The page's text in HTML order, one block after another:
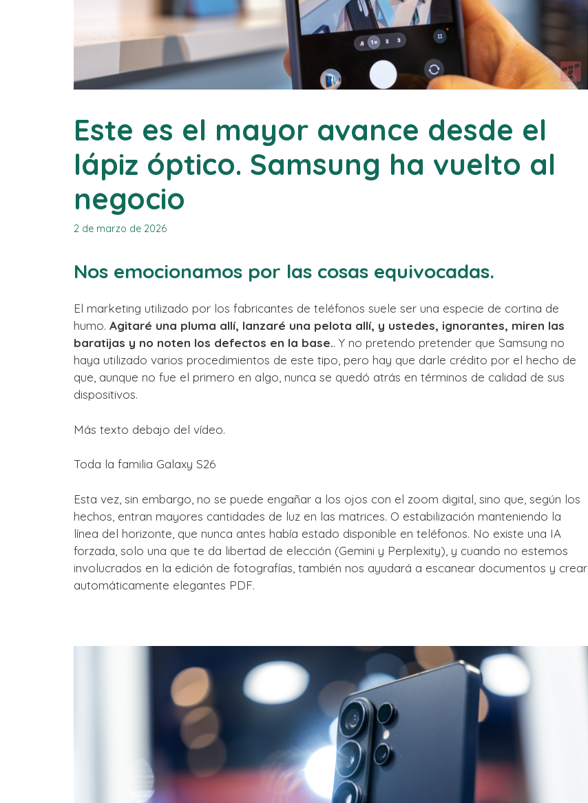
Este es el mayor avance desde el
lápiz óptico. Samsung ha vuelto al
negocio
2 de marzo de 2026
Nos emocionamos por las cosas equivocadas.
El marketing utilizado por los fabricantes de teléfonos suele ser una especie de cortina de
humo. Agitaré una pluma allí, lanzaré una pelota allí, y ustedes, ignorantes, miren las
baratijas y no noten los defectos en la base.. Y no pretendo pretender que Samsung no
haya utilizado varios procedimientos de este tipo, pero hay que darle crédito por el hecho de
que, aunque no fue el primero en algo, nunca se quedó atrás en términos de calidad de sus
dispositivos.
Más texto debajo del vídeo.
Toda la familia Galaxy S26
Esta vez, sin embargo, no se puede engañar a los ojos con el zoom digital, sino que, según los
hechos, entran mayores cantidades de luz en las matrices. O estabilización manteniendo la
línea del horizonte, que nunca antes había estado disponible en teléfonos. No existe una IA
forzada, solo una que te da libertad de elección (Gemini y Perplexity), y cuando no estemos
involucrados en la edición de fotografías, también nos ayudará a escanear documentos y crear
automáticamente elegantes PDF.